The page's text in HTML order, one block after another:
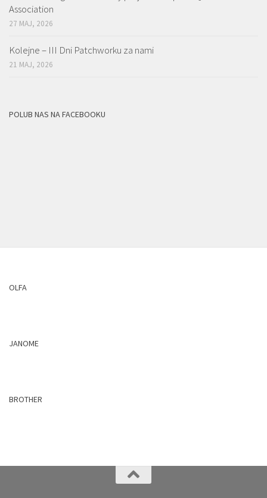
Association
27 MAJ, 2026
Kolejne – III Dni Patchworku za nami
21 MAJ, 2026
POLUB NAS NA FACEBOOKU
OLFA
JANOME
BROTHER